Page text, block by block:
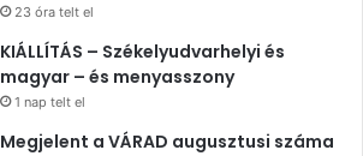
23 óra telt el
KIÁLLÍTÁS – Székelyudvarhelyi és
magyar – és menyasszony
1 nap telt el
Megjelent a VÁRAD augusztusi száma